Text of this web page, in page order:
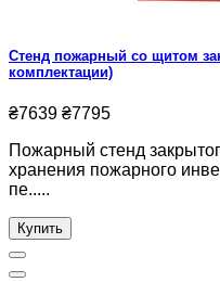
Стенд пожарный со щитом
комплектации)
₴7639 ₴7795
Пожарный стенд
хранения пожарного
пе.....
Купить